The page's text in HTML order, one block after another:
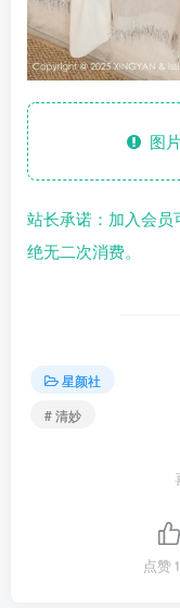
图
站长承诺：加入会员
绝无二次消费。
星颜社
# 清妙
点赞